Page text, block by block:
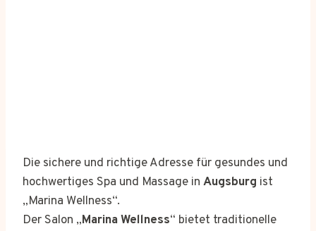
Die sichere und richtige Adresse für gesundes und
hochwertiges Spa und Massage in Augsburg ist
„Marina Wellness“.
Der Salon „Marina Wellness“ bietet traditionelle